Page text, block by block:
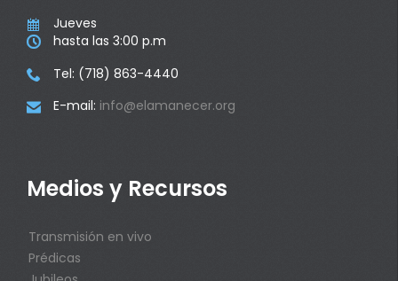
 Jueves
 hasta las 3:00 p.m
 Tel: (718) 863-4440
 E-mail: info@elamanecer.org
Medios y Recursos
Transmisión en vivo
Prédicas